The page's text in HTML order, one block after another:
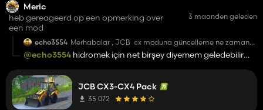
Meric
heb gereageerd op een opmerking over
een mod
3 maanden geleden
echo3554 Merhabalar , JCB cx moduna güncelleme ne zaman
gelcek acaba 4 cx te arka bomda 3 cx yazıyor . yazılar
karışıyor. birde hidromek beko loder modu gelecek mi
@echo3554 hidromek için net birşey diyemem geledebilir
JCB ise güncelleme hazır olan dosyası silindi
JCB CX3-CX4 Pack
35 072